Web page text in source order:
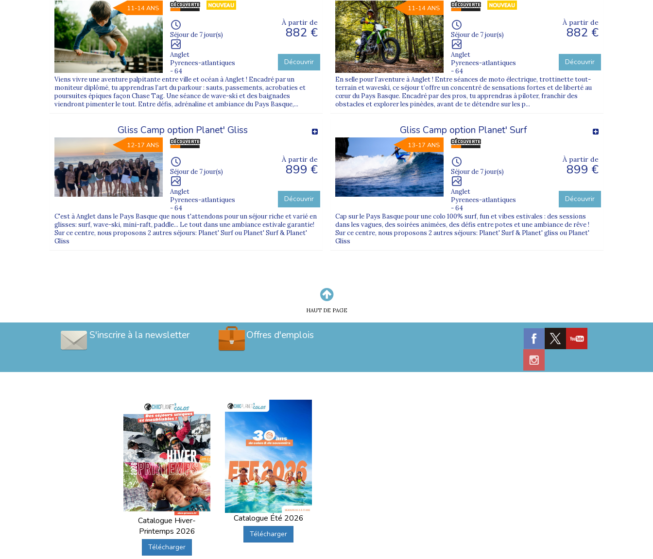
11-14 ANS
Séjour de 7 jour(s)
Anglet
Pyrenees-atlantiques
- 64
À partir de
882 €
Découvrir
Viens vivre une aventure palpitante entre ville et océan à Anglet ! Encadré par un
moniteur diplômé, tu apprendras l’art du parkour : sauts, passements, acrobaties et
poursuites épiques façon Chase Tag. Une séance de wave-ski et des baignades
viendront pimenter le tout. Entre défis, adrénaline et ambiance du Pays Basque,...
11-14 ANS
Séjour de 7 jour(s)
Anglet
Pyrenees-atlantiques
- 64
À partir de
882 €
Découvrir
En selle pour l’aventure à Anglet ! Entre séances de moto électrique, trottinette tout-
terrain et waveski, ce séjour t’offre un concentré de sensations fortes et de liberté au
cœur du Pays Basque. Encadré par des pros, tu apprendras à piloter, franchir des
obstacles et explorer les pinèdes, avant de te détendre sur les p...
Gliss Camp option Planet' Gliss
12-17 ANS
Séjour de 7 jour(s)
Anglet
Pyrenees-atlantiques
- 64
À partir de
899 €
Découvrir
C'est à Anglet dans le Pays Basque que nous t'attendons pour un séjour riche et varié en
glisses: surf, wave-ski, mini-raft, paddle... Le tout dans une ambiance estivale garantie!
Sur ce centre, nous proposons 2 autres séjours: Planet' Surf ou Planet' Surf & Planet'
Gliss
Gliss Camp option Planet' Surf
13-17 ANS
Séjour de 7 jour(s)
Anglet
Pyrenees-atlantiques
- 64
À partir de
899 €
Découvrir
Cap sur le Pays Basque pour une colo 100% surf, fun et vibes estivales : des sessions
dans les vagues, des soirées animées, des défis entre potes et une ambiance de rêve !
Sur ce centre, nous proposons 2 autres séjours: Planet' Surf & Planet' gliss ou Planet'
Gliss
HAUT DE PAGE
S'inscrire à la newsletter Offres d'emplois
Catalogue Hiver-
Printemps 2026
Télécharger
Catalogue Été 2026
Télécharger